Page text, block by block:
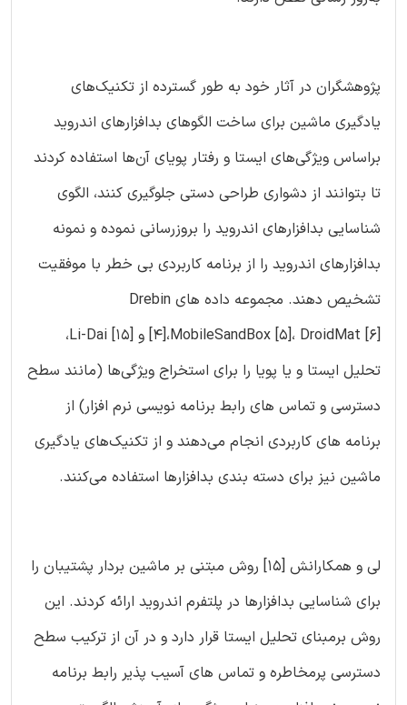
پژوهشگران در آثار خود به طور گسترده از تکنیک‌های
یادگیری ماشین برای ساخت الگوهای بدافزارهای اندروید
براساس ویژگی‌های ایستا و رفتار پویای آن‌ها استفاده کردند
تا بتوانند از دشواری طراحی دستی جلوگیری کنند، الگوی
شناسایی بدافزارهای اندروید را بروزرسانی نموده و نمونه
بدافزارهای اندروید را از برنامه کاربردی بی خطر با موفقیت
تشخیص دهند. مجموعه داده های Drebin
[4]،MobileSandBox [5]، DroidMat [6] و Li-Dai [۱۵]،
تحلیل ایستا و یا پویا را برای استخراج ویژگی‌ها (مانند سطح
دسترسی و تماس های رابط برنامه نویسی نرم افزار) از
برنامه های کاربردی انجام می‌دهند و از تکنیک‌های یادگیری
ماشین نیز برای دسته بندی بدافزارها استفاده می‌کنند.
لی و همکارانش [15] روش مبتنی بر ماشین بردار پشتیبان را
برای شناسایی بدافزارها در پلتفرم اندروید ارائه کردند. این
روش برمبنای تحلیل ایستا قرار دارد و در آن از ترکیب سطح
دسترسی پرمخاطره و تماس های آسیب‌ پذیر رابط برنامه